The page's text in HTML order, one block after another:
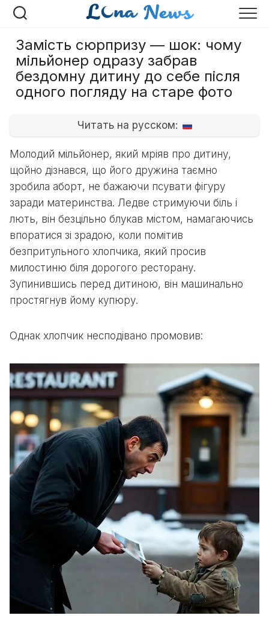
Перейти
Замість сюрпризу — шок: чому
мільйонер одразу забрав
бездомну дитину до себе після
одного погляду на старе фото
Читать на русском:
Молодий мільйонер, який мріяв про дитину,
щойно дізнався, що його дружина таємно
зробила аборт, не бажаючи псувати фігуру
заради материнства. Ледве стримуючи біль і
лють, він безцільно блукав містом, намагаючись
впоратися зі зрадою, коли помітив
безпритульного хлопчика, який просив
милостиню біля дорогого ресторану.
Зупинившись перед дитиною, він машинально
простягнув йому купюру.
Однак хлопчик несподівано промовив: